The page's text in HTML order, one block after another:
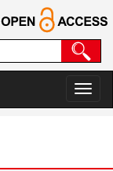
切
换